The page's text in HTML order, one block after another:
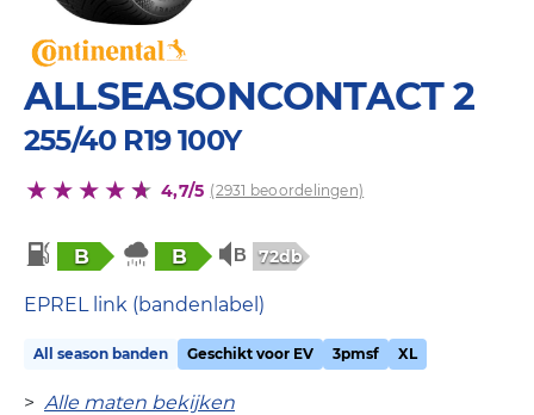
ALLSEASONCONTACT 2
255/40 R19 100Y
4,7/5 (2931 beoordelingen)
B B 72db
EPREL link (bandenlabel)
All season banden Geschikt voor EV 3pmsf XL
> Alle maten bekijken